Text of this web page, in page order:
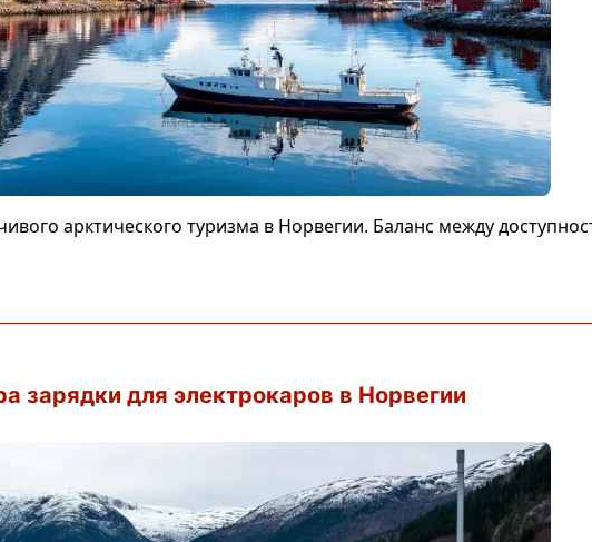
арктического туризма в Норвегии. Баланс между
зарядки для электрокаров в Норвегии